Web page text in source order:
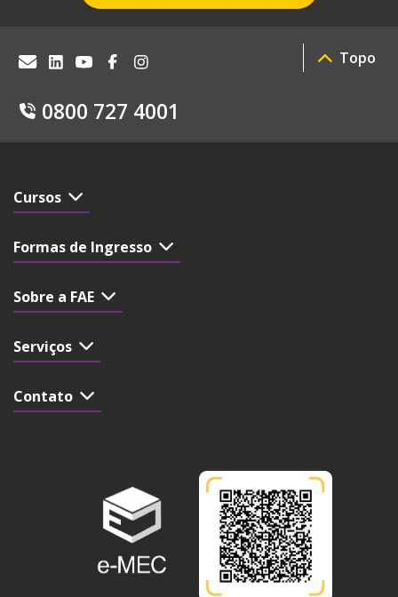
0800 727 4001
Topo
Cursos
Formas de Ingresso
Sobre a FAE
Serviços
Contato